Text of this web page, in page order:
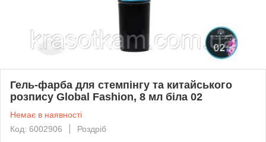
Гель-фарба для стемпінгу та китайського
розпису Global Fashion, 8 мл біла 02
Немає в наявності
Код: 6002906
Роздріб